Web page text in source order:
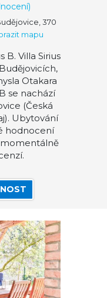
370
mapu
B. Villa Sirius
Otakara
se nachází
(Česká
Ubytování
hodnocení
momentálně